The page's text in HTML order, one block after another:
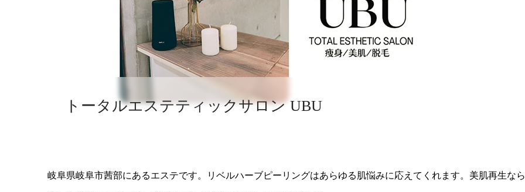
トータルエステティックサロン UBU
岐阜県岐阜市茜部にあるエステです。リベルハーブピーリングはあらゆる肌悩みに応えてくれます。美肌再生なら